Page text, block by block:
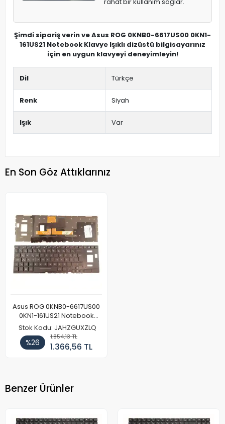
Şimdi sipariş verin ve Asus ROG 0KNB0-6617US00 0KN1-
161US21 Notebook Klavye Işıklı dizüstü bilgisayarınız
için en uygun klavyeyi deneyimleyin!
Dil Türkçe
Renk Siyah
Işık Var
En Son Göz Attıklarınız
Asus ROG 0KNB0-6617US00
0KN1-161US21 Notebook
Klavye Işıklı
Stok Kodu: JAHZGUXZLQ
%26
1.854,13 TL
1.366,56 TL
Benzer Ürünler